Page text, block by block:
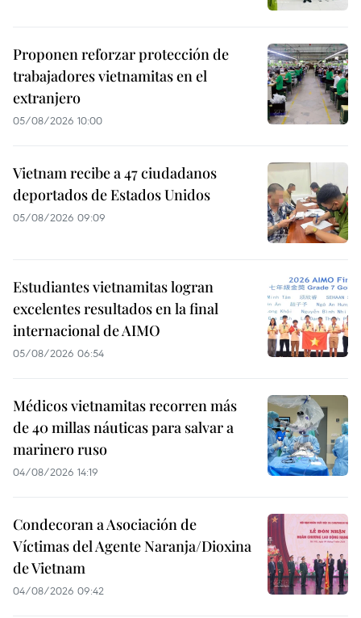
Proponen reforzar protección de
trabajadores vietnamitas en el
extranjero
05/08/2026 10:00
Vietnam recibe a 47 ciudadanos
deportados de Estados Unidos
05/08/2026 09:09
Estudiantes vietnamitas logran
excelentes resultados en la final
internacional de AIMO
05/08/2026 06:54
Médicos vietnamitas recorren más
de 40 millas náuticas para salvar a
marinero ruso
04/08/2026 14:19
Condecoran a Asociación de
Víctimas del Agente Naranja/Dioxina
de Vietnam
04/08/2026 09:42